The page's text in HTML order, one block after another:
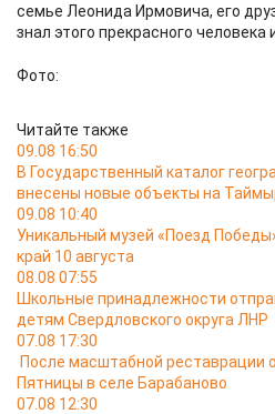
семье Леонида Ирмовича, его
знал этого прекрасного человека
Фото:
Читайте также
09.08 16:50
В Государственный каталог
внесены новые объекты на
09.08 10:40
Уникальный музей «Поезд
край 10 августа
08.08 07:55
Школьные принадлежности
детям Свердловского округа ЛНР
07.08 17:30
После масштабной реставрации
Пятницы в селе Барабаново
07.08 12:30